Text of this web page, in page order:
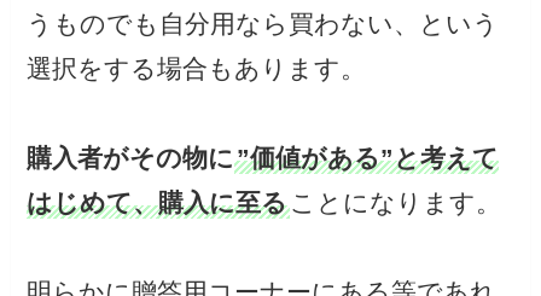
うものでも自分用なら買わない、という
選択をする場合もあります。
購入者がその物に”価値がある”と考えて
はじめて、購入に至ることになります。